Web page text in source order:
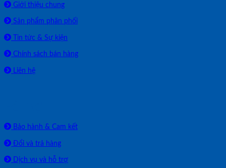
Giới thiệu chung
Sản phẩm phân phối
Tin tức & Sự kiện
Chính sách bán hàng
Liên hệ
Bảo hành & Cam kết
Đổi và trả hàng
Dịch vụ và hỗ trợ